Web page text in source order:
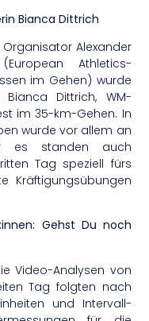
Bianca Dittrich
Alexander
Athletics-
im Gehen) wurde
Dittrich, WM-
im 35-km-Gehen. In
wurde vor allem an
es standen auch
Tag speziell fürs
Kräftigungsübungen
Gehst Du noch
Video-Analysen von
Tag folgten nach
und Intervall-